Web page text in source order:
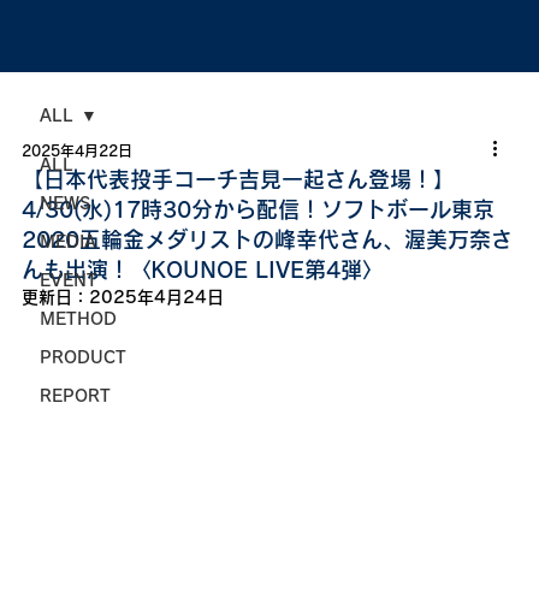
ALL
NEWS
MEDIA
EVENT
METHOD
PRODUCT
REPORT
ALL
【日本代表投手コーチ吉見一起さん登場！】
4/30(水)17時30分から配信！ソフトボール東京
2020五輪金メダリストの峰幸代さん、渥美万奈さ
んも出演！〈KOUNOE LIVE第4弾〉
2025年4月22日
更新日： 2025年4月24日